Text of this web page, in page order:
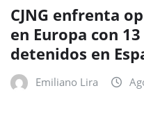
CJNG enfrenta
en Europa con 13
detenidos en
Emiliano Lira